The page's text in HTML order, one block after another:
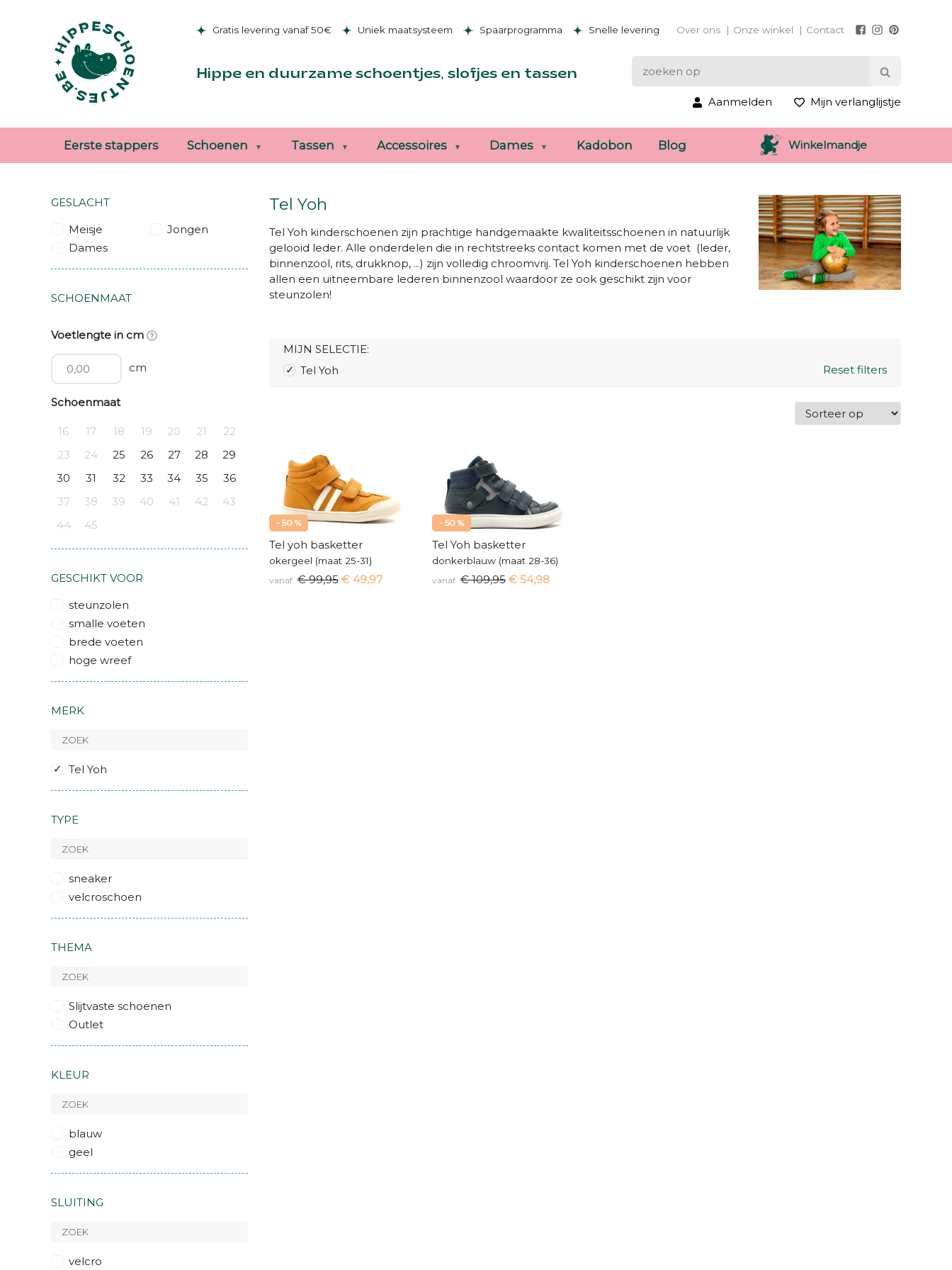
Gratis levering vanaf 50€ Uniek maatsysteem Spaarprogramma Snelle levering Over ons Onze winkel Contact
Hippe en duurzame schoentjes, slofjes en tassen
Aanmelden Mijn verlanglijstje
Eerste stappers Schoenen Tassen Accessoires Dames Kadobon Blog Winkelmandje
GESLACHT
Meisje
Jongen
Dames
SCHOENMAAT
Voetlengte in cm
cm
Schoenmaat
16 17 18 19 20 21
22
23
24 25 26 27 28
29
30
31 32 33 34 35
36
37
38 39 40 41 42
43
44
45
GESCHIKT VOOR
steunzolen
smalle voeten
brede voeten
hoge wreef
MERK
Tel Yoh
TYPE
sneaker
velcroschoen
THEMA
Slijtvaste schoenen
Outlet
KLEUR
blauw
geel
SLUITING
velcro
Tel Yoh
Tel Yoh kinderschoenen zijn prachtige handgemaakte kwaliteitsschoenen in natuurlijk
gelooid leder. Alle onderdelen die in rechtstreeks contact komen met de voet (leder,
binnenzool, rits, drukknop, ...) zijn volledig chroomvrij. Tel Yoh kinderschoenen hebben
allen een uitneembare lederen binnenzool waardoor ze ook geschikt zijn voor
steunzolen!
MIJN SELECTIE:
Tel Yoh
Reset filters
- 50 %
Tel yoh basketter
okergeel (maat 25-31)
vanaf € 99,95 € 49,97
- 50 %
Tel Yoh basketter
donkerblauw (maat 28-36)
vanaf € 109,95 € 54,98